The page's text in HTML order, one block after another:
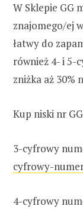
W Sklepie GG
znajomego/ej
łatwy do
również 4- i 5-
zniżka aż 30%
Kup niski nr
3-cyfrowy
cyfrowy-
4-cyfrowy